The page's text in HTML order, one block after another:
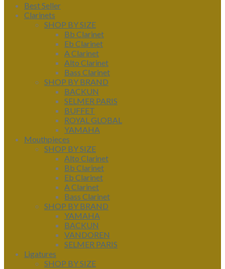
Best Seller
Clarinets
SHOP BY SIZE
Bb Clarinet
Eb Clarinet
A Clarinet
Alto Clarinet
Bass Clarinet
SHOP BY BRAND
BACKUN
SELMER PARIS
BUFFET
ROYAL GLOBAL
YAMAHA
Mouthpieces
SHOP BY SIZE
Alto Clarinet
Bb Clarinet
Eb Clarinet
A Clarinet
Bass Clarinet
SHOP BY BRAND
YAMAHA
BACKUN
VANDOREN
SELMER PARIS
Ligatures
SHOP BY SIZE